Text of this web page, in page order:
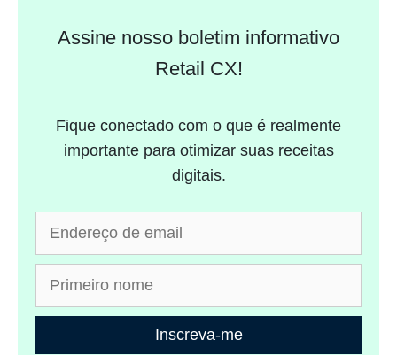
Assine nosso boletim informativo
Retail CX!
Fique conectado com o que é realmente
importante para otimizar suas receitas
digitais.
Inscreva-me